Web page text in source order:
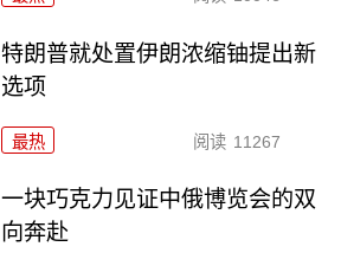
特朗普就处置伊朗浓缩铀提出新
选项
最热 阅读 11267
一块巧克力见证中俄博览会的双
向奔赴